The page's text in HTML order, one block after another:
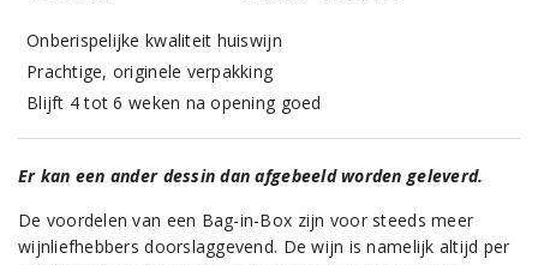
Onberispelijke kwaliteit huiswijn
Prachtige, originele verpakking
Blijft 4 tot 6 weken na opening goed
Er kan een ander dessin dan afgebeeld worden geleverd.
De voordelen van een Bag-in-Box zijn voor steeds meer
wijnliefhebbers doorslaggevend. De wijn is namelijk altijd per